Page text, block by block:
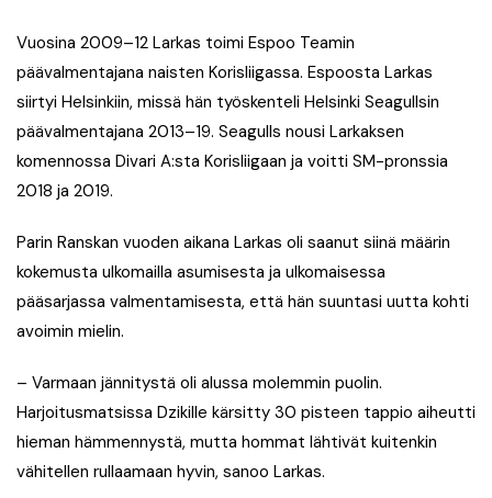
Vuosina 2009–12 Larkas toimi Espoo Teamin
päävalmentajana naisten Korisliigassa. Espoosta Larkas
siirtyi Helsinkiin, missä hän työskenteli Helsinki Seagullsin
päävalmentajana 2013–19. Seagulls nousi Larkaksen
komennossa Divari A:sta Korisliigaan ja voitti SM-pronssia
2018 ja 2019.
Parin Ranskan vuoden aikana Larkas oli saanut siinä määrin
kokemusta ulkomailla asumisesta ja ulkomaisessa
pääsarjassa valmentamisesta, että hän suuntasi uutta kohti
avoimin mielin.
– Varmaan jännitystä oli alussa molemmin puolin.
Harjoitusmatsissa Dzikille kärsitty 30 pisteen tappio aiheutti
hieman hämmennystä, mutta hommat lähtivät kuitenkin
vähitellen rullaamaan hyvin, sanoo Larkas.